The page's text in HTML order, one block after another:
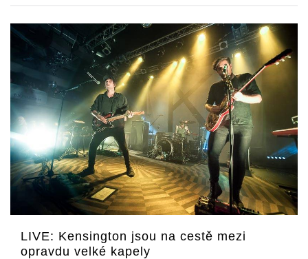
LIVE: Kensington jsou na cestě mezi
opravdu velké kapely